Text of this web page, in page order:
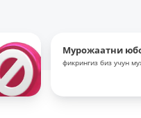
Мурожаатни
фикрингиз биз учун